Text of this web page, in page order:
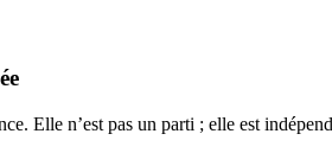
Elle n’est pas un parti ; elle est